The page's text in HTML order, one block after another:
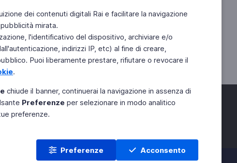
dei contenuti digitali Rai e facilitare la navigazione
mirata.
l'identificativo del dispositivo, archiviare e/o
indirizzi IP, etc) al fine di creare,
Puoi liberamente prestare, rifiutare o revocare il
.
chiude il banner, continuerai la navigazione in assenza di
Preferenze per selezionare in modo analitico
preferenze.
Preferenze Acconsento